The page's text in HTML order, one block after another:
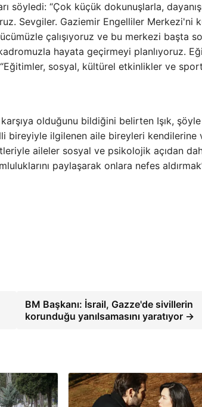
söyledi: “Çok küçük dokunuşlarla,
Sevgiler. Gaziemir Engelliler Merkezi'ni
çalışıyoruz ve bu merkezi başta
hayata geçirmeyi planlıyoruz.
sosyal, kültürel etkinlikler ve
olduğunu bildiğini belirten Işık, şöyle
bireyiyle ilgilenen aile bireyleri kendilerine
aileler sosyal ve psikolojik açıdan
paylaşarak onlara nefes
BM Başkanı: İsrail, Gazze'de sivillerin
korunduğu yanılsamasını yaratıyor →